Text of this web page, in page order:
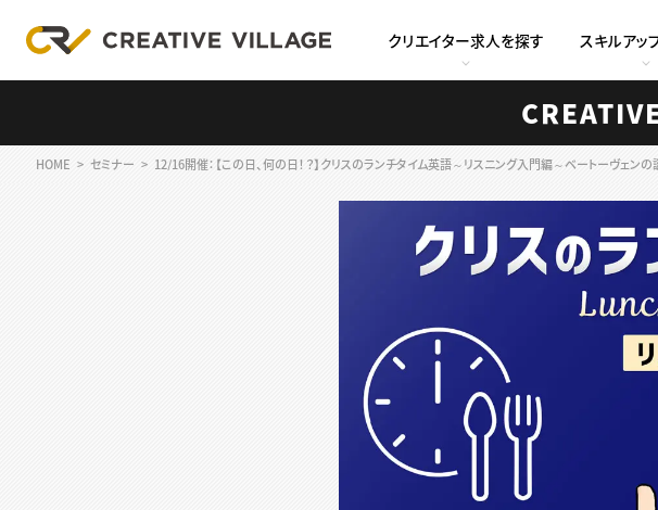
クリエイター求人を探す スキルアッ
HOME セミナー 12/16開催：【この日、何の日！？】クリスのランチタイム英語～リスニング入門編～ベートーヴェ